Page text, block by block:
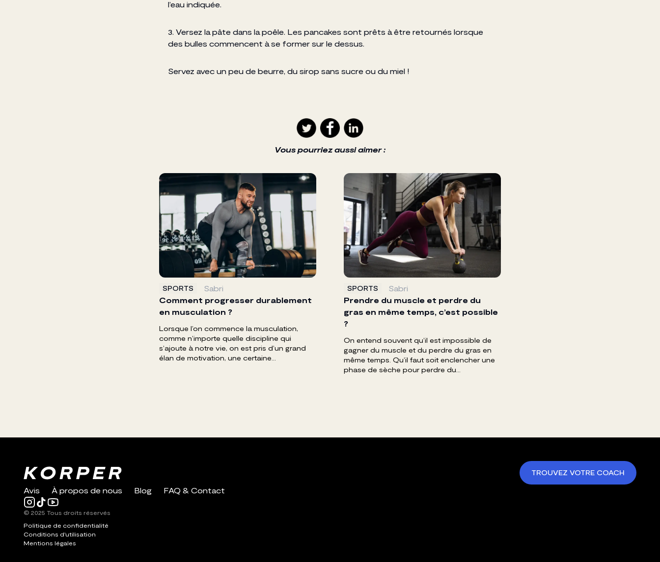
l’eau indiquée.
3. Versez la pâte dans la poêle. Les pancakes sont prêts à être retournés lorsque
des bulles commencent à se former sur le dessus.
Servez avec un peu de beurre, du sirop sans sucre ou du miel !
Vous pourriez aussi aimer :
SPORTS
Sabri
Comment progresser durablement
en musculation ?
Lorsque l’on commence la musculation,
comme n’importe quelle discipline qui
s’ajoute à notre vie, on est pris d’un grand
élan de motivation, une certaine...
SPORTS
Sabri
Prendre du muscle et perdre du
gras en même temps, c’est possible
?
On entend souvent qu’il est impossible de
gagner du muscle et du perdre du gras en
même temps. Qu’il faut soit enclencher une
phase de sèche pour perdre du...
TROUVEZ VOTRE COACH
Avis À propos de nous Blog FAQ & Contact
© 2025 Tous droits réservés
Politique de confidentialité
Conditions d'utilisation
Mentions légales